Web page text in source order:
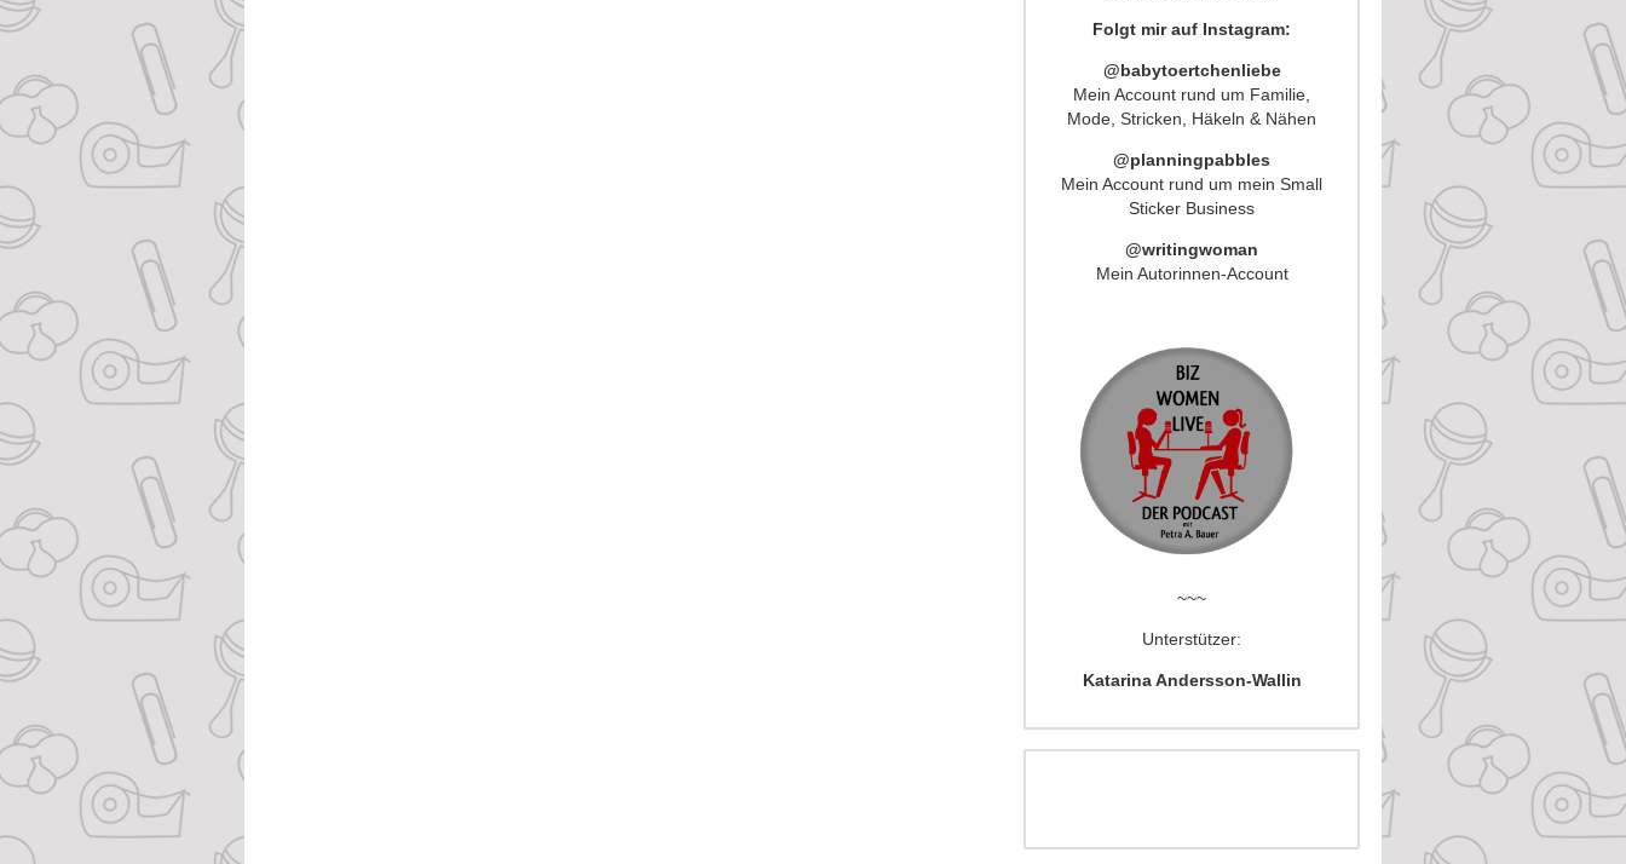
Folgt mir auf Instagram:
@babytoertchenliebe
Mein Account rund um Familie,
Mode, Stricken, Häkeln & Nähen
@planningpabbles
Mein Account rund um mein Small
Sticker Business
@writingwoman
Mein Autorinnen-Account
~~~
Unterstützer:
Katarina Andersson-Wallin